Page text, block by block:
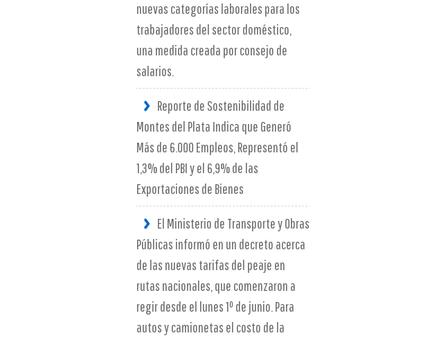
nuevas categorías laborales para los
trabajadores del sector doméstico,
una medida creada por consejo de
salarios.
Reporte de Sostenibilidad de
Montes del Plata Indica que Generó
Más de 6.000 Empleos, Representó el
1,3% del PBI y el 6,9% de las
Exportaciones de Bienes
El Ministerio de Transporte y Obras
Públicas informó en un decreto acerca
de las nuevas tarifas del peaje en
rutas nacionales, que comenzaron a
regir desde el lunes 1º de junio. Para
autos y camionetas el costo de la